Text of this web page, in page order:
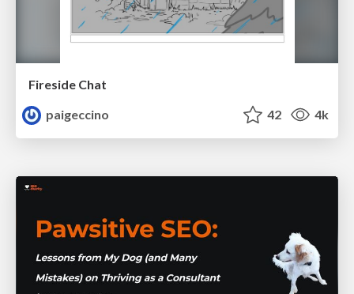
Fireside Chat
paigeccino
42 4k